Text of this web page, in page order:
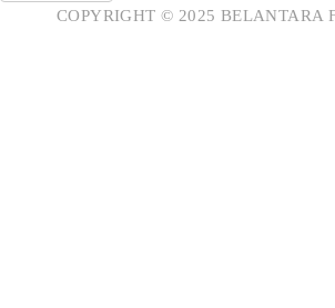
COPYRIGHT © 2025 BELANTARA